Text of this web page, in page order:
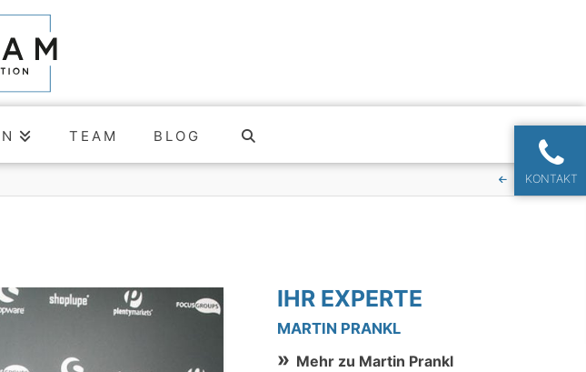
TEAM BLOG
KONTAKT
IHR EXPERTE
MARTIN PRANKL
Mehr zu Martin Prankl